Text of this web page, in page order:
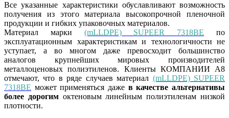
Все указанные характеристики обуславливают возможность
получения из этого материала высокопрочной пленочной
продукции и гибких упаковочных материалов.
Материал марки (mLLDPE) SUPEER 7318BE по
эксплуатационным характеристикам и технологичности не
уступает, а во многом даже превосходит большинство
аналогов крупнейших мировых производителей
металлоценовых полиэтиленов. Клиенты КОМПАНИИ А8
отмечают, что в ряде случаев материал (mLLDPE) SUPEER
7318BE может применяться даже в качестве альтернативы
более дорогимоктеновым линейным полиэтиленам низкой
плотности.